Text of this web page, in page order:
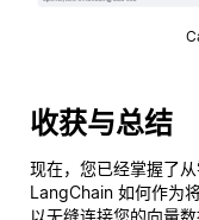
收获与总结
现在，您已经掌握了
LangChain 如何作为
以无缝连接您的向量